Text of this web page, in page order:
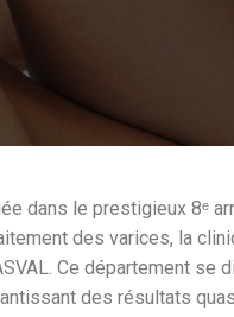
dans le prestigieux 8ᵉ
des varices, la
Ce département se
des résultats